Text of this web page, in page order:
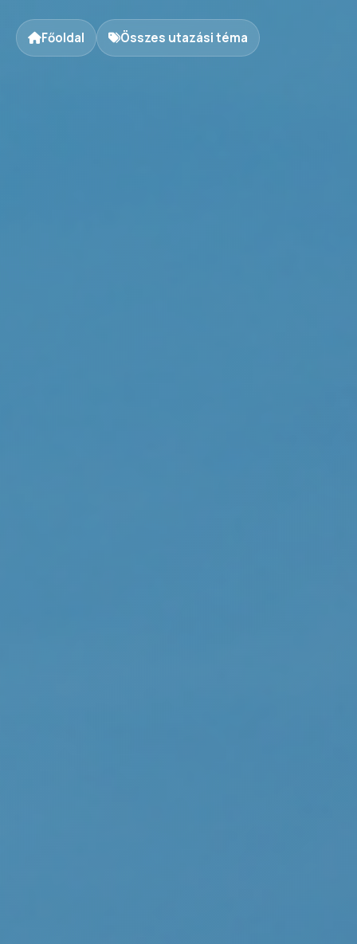
Főoldal Összes utazási téma